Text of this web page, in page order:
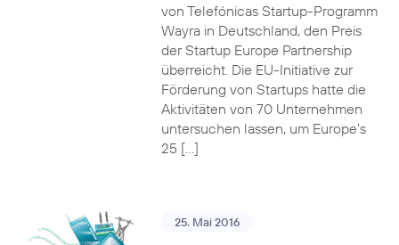
von Telefónicas Startup-Programm
Wayra in Deutschland, den Preis
der Startup Europe Partnership
überreicht. Die EU-Initiative zur
Förderung von Startups hatte die
Aktivitäten von 70 Unternehmen
untersuchen lassen, um Europe’s
25 […]
25. Mai 2016